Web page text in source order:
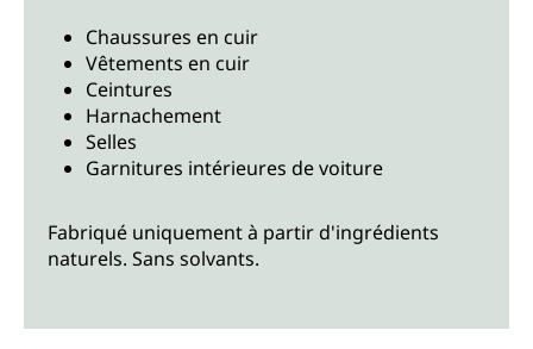
Chaussures en cuir
Vêtements en cuir
Ceintures
Harnachement
Selles
Garnitures intérieures de voiture
Fabriqué uniquement à partir d'ingrédients
naturels. Sans solvants.